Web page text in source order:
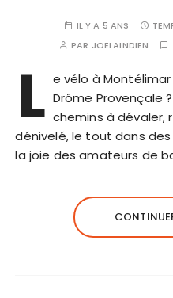
IL Y A 5 ANS
PAR JOELAINDIEN
L e vélo à
Drôme Provençale
chemins à dévaler,
dénivelé, le tout dans
la joie des amateurs de